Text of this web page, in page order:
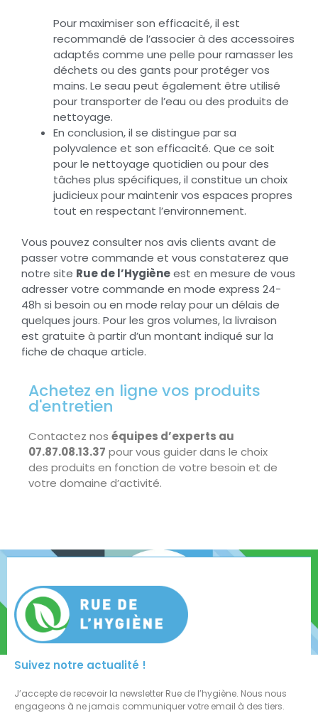
Pour maximiser son efficacité, il est
recommandé de l’associer à des accessoires
adaptés comme une pelle pour ramasser les
déchets ou des gants pour protéger vos
mains. Le seau peut également être utilisé
pour transporter de l’eau ou des produits de
nettoyage.
En conclusion, il se distingue par sa
polyvalence et son efficacité. Que ce soit
pour le nettoyage quotidien ou pour des
tâches plus spécifiques, il constitue un choix
judicieux pour maintenir vos espaces propres
tout en respectant l’environnement.
Vous pouvez consulter nos avis clients avant de
passer votre commande et vous constaterez que
notre site Rue de l’Hygièneest en mesure de vous
adresser votre commande en mode express 24-
48h si besoin ou en mode relay pour un délais de
quelques jours. Pour les gros volumes, la livraison
est gratuite à partir d’un montant indiqué sur la
fiche de chaque article.
Achetez en ligne vos produits
d'entretien
Contactez nos équipes d’experts au
07.87.08.13.37 pour vous guider dans le choix
des produits en fonction de votre besoin et de
votre domaine d’activité.
Suivez notre actualité !
J’accepte de recevoir la newsletter Rue de l’hygiène. Nous nous
engageons à ne jamais communiquer votre email à des tiers.